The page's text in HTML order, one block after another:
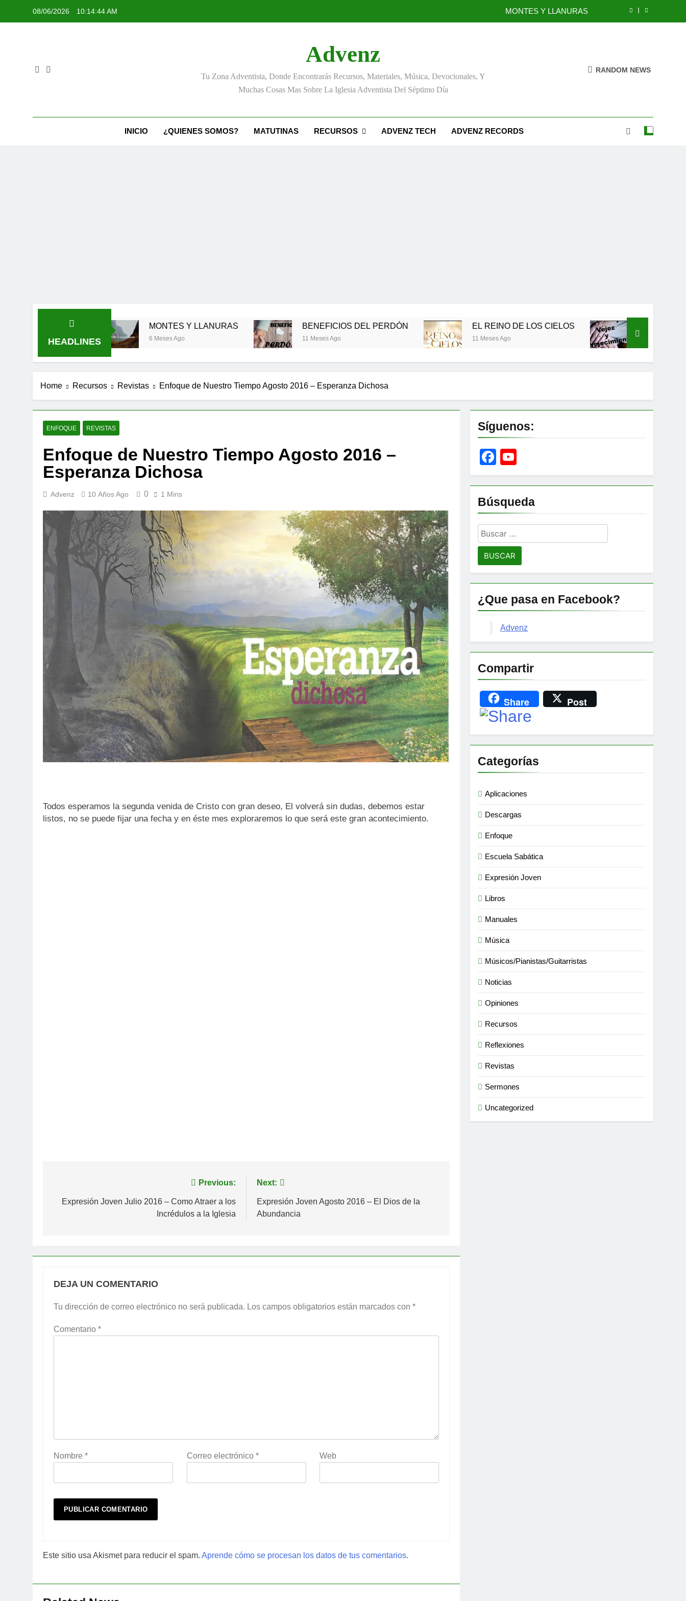
08/06/2026 10:14:44 AM MONTES Y LLANURAS
TÚ TAMBIÉN PUEDES SER FIEL
Advenz
Tu Zona Adventista, Donde Encontrarás Recursos, Materiales, Música, Devocionales, Y
Muchas Cosas Mas Sobre La Iglesia Adventista Del Séptimo Día
RANDOM NEWS
INICIO ¿QUIENES SOMOS? MATUTINAS RECURSOS ADVENZ TECH ADVENZ RECORDS
HEADLINES
MONTES Y LLANURAS
6 Meses Ago
BENEFICIOS DEL PERDÓN
11 Meses Ago
EL REINO DE LOS CIELOS
11 Meses Ago
Vejez y envejecimiento
12 Meses Ago
Home Recursos Revistas Enfoque de Nuestro Tiempo Agosto 2016 – Esperanza Dichosa
ENFOQUE REVISTAS
Enfoque de Nuestro Tiempo Agosto 2016 –
Esperanza Dichosa
Advenz 10 Años Ago 0 1 Mins
Todos esperamos la segunda venida de Cristo con gran deseo, El volverá sin dudas, debemos estar
listos, no se puede fijar una fecha y en éste mes exploraremos lo que será este gran acontecimiento.
de
Previous:
Expresión Joven Julio 2016 – Como Atraer a los
Incrédulos a la Iglesia
Next:
Expresión Joven Agosto 2016 – El Dios de la
Abundancia
DEJA UN COMENTARIO
Tu dirección de correo electrónico no será publicada. Los campos obligatorios están marcados con *
Comentario *
Nombre * Correo electrónico * Web
Este sitio usa Akismet para reducir el spam. Aprende cómo se procesan los datos de tus comentarios.
Síguenos:
Facebook
Channel
Búsqueda
Buscar:
¿Que pasa en Facebook?
Advenz
Compartir
Share Post
Categorías
Aplicaciones
Descargas
Enfoque
Escuela Sabática
Expresión Joven
Libros
Manuales
Música
Músicos/Pianistas/Guitarristas
Noticias
Opiniones
Recursos
Reflexiones
Revistas
Sermones
Uncategorized